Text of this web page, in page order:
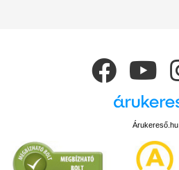
Árukereső.hu